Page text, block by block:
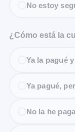
No estoy
¿Cómo está la
Ya la pagué
Ya pagué,
No la he